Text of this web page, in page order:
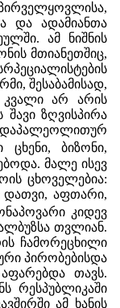
და ადამიანთა
ამ ნიშნის
მთიანეთშიც,
შესაბამისად,
კვალი არ არის
ზღვისპირა
ბიზონი,
მალე ისევ
ცხოველებია:
დათვი, აფთარი,
კიდევ
თვლიან.
ჩამორეცხილი
პირობებისდა
თავს.
რესპუბლიკაში
ამ ხანის